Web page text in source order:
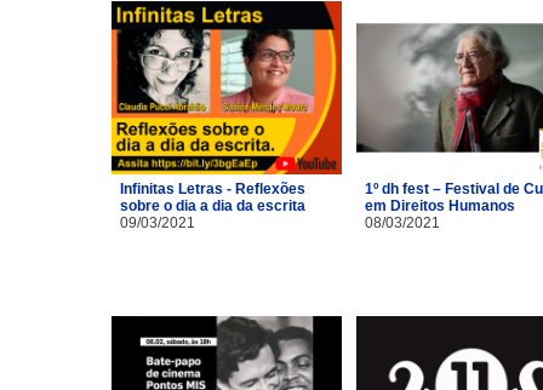
Infinitas Letras - Reflexões
sobre o dia a dia da escrita
09/03/2021
1º dh fest – Festival de
em Direitos Humanos
08/03/2021